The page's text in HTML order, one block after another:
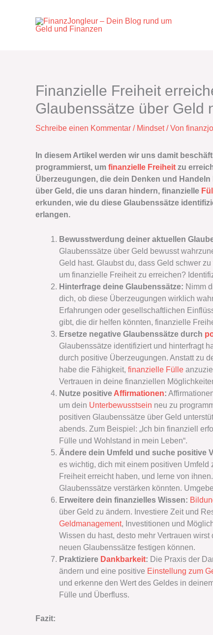
Finanzielle Freiheit
Glaubenssätze über Geld
Schreibe einen Kommentar / Mindset/ Von
In diesem Artikel werden wir uns damit
programmierst, um finanzielle Freiheit zu
Überzeugungen, die dein Denken und
über Geld, die uns daran hindern, finanzielle
erkunden, wie du diese Glaubenssätze
erlangen.
Bewusstwerdung deiner aktuellen
Glaubenssätze über Geld bewusst
Geld hast. Glaubst du, dass Geld schwer
um finanzielle Freiheit zu erreichen?
Hinterfrage deine Glaubenssätze: Nimm
dich, ob diese Überzeugungen wirklich
Erfahrungen oder gesellschaftlichen
gibt, die dir helfen könnten, finanzielle
Ersetze negative Glaubenssätze durch
Glaubenssätze identifiziert und hinterfragt
durch positive Überzeugungen. Anstatt zu
habe die Fähigkeit, finanzielle Fülle
Vertrauen in deine finanziellen
Nutze positive Affirmationen:
um dein Unterbewusstsein neu zu
positiven Glaubenssätze über Geld
abends. Zum Beispiel: „Ich bin finanziell
Fülle und Wohlstand in mein Leben“.
Ändere dein Umfeld und suche positive
es wichtig, dich mit einem positiven
Freiheit erreicht haben, und lerne von
Glaubenssätze verstärken könnten.
Erweitere dein finanzielles Wissen:
über Geld zu ändern. Investiere Zeit und
Geldmanagement, Investitionen und
Wissen du hast, desto mehr Vertrauen
neuen Glaubenssätze festigen können.
Praktiziere Dankbarkeit: Die Praxis der
ändern und eine positive Einstellung zum
und erkenne den Wert des Geldes in
Fülle und Überfluss.
Fazit: